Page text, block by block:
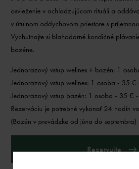
osvieženie v ochladzujúcom rituáli a
v útulnom oddychovom priestore s
Vychutnajte si blahodarné kondičné
bazéne.
Jednorazový vstup wellnes + bazén: 1
Jednorazový vstup wellnes: 1 osoba - 35
Jednorazový vstup bazén: 1 osoba - 35 €
Rezerváciu je potrebné vykonať 24 hodín
(Bazén v prevádzke od júna do septembra)
Rezervujte